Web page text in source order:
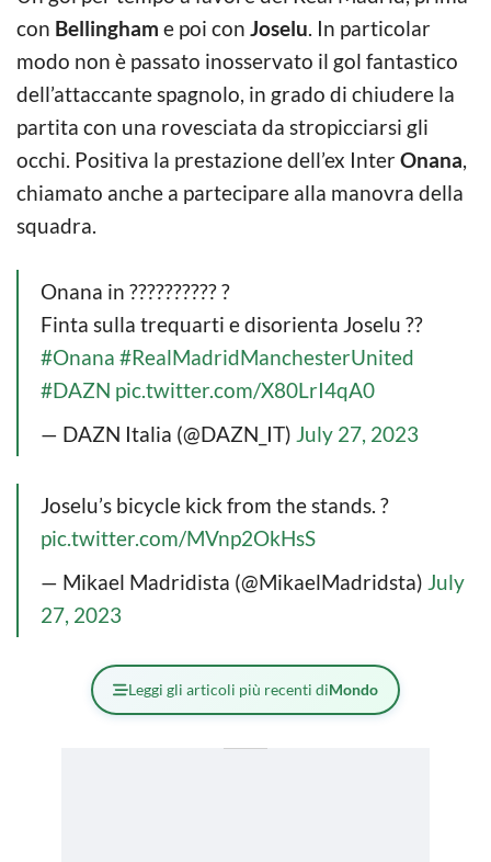
con Bellingham e poi con Joselu. In particolar
modo non è passato inosservato il gol fantastico
dell’attaccante spagnolo, in grado di chiudere la
partita con una rovesciata da stropicciarsi gli
occhi. Positiva la prestazione dell’ex InterOnana,
chiamato anche a partecipare alla manovra della
squadra.
Onana in ?????????? ?
Finta sulla trequarti e disorienta Joselu ?‍?
#Onana #RealMadridManchesterUnited
#DAZN pic.twitter.com/X80LrI4qA0
— DAZN Italia (@DAZN_IT) July 27, 2023
Joselu’s bicycle kick from the stands. ?
pic.twitter.com/MVnp2OkHsS
— Mikael Madridista (@MikaelMadridsta) July
27, 2023
Leggi gli articoli più recenti diMondo